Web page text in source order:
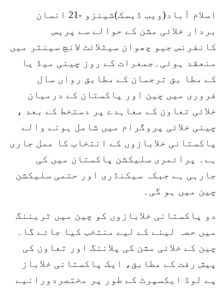
اسلام آباد(ویب ڈیسک)شینزو -21 انسان
بردار خلائی مشن کے حوالے سے پریس
کانفرنس جیو چھوان سیٹلائٹ لانچ سینٹر میں
منعقد ہوئی۔جمعرات کے روز چینی میڈ یا
کے مطا بق ترجمان کے مطابق رواں سال
فروری میں چین اور پاکستان کے درمیان
خلائی تعاون کے معاہدے پر دستخط کے بعد ،
چینی خلائی پروگرام میں شامل ہونے والے
پاکستانی خلابازوں کے انتخاب کا عمل جاری
ہے۔ پرائمری سلیکشن پاکستان میں کی
جارہی ہے جبکہ سیکنڈری اور حتمی سلیکشن
چین میں ہو گی۔
دو پاکستانی خلابازوں کو چین میں ٹریننگ
میں حصہ لینے کے لیے منتخب کیا جائے گا۔
چین کے خلائی مشن کی پلاننگ اور تعاون کی
پیش رفت کے مطابق، ایک پاکستانی خلاباز
پے لوڈ ایکسپرٹ کے طور پر مختصردورانیے